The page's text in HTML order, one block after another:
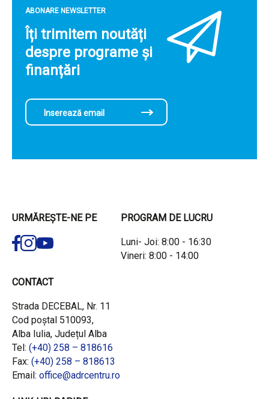
ABONARE NEWSLETTER
Îți trimitem noutăți
despre programe și
finanțări
URMĂREȘTE-NE PE PROGRAM DE LUCRU
Luni- Joi: 8:00 - 16:30
Vineri: 8:00 - 14:00
CONTACT
Strada DECEBAL, Nr. 11
Cod poștal 510093,
Alba Iulia, Județul Alba
Tel: (+40) 258 – 818616
Fax: (+40) 258 – 818613
Email: office@adrcentru.ro